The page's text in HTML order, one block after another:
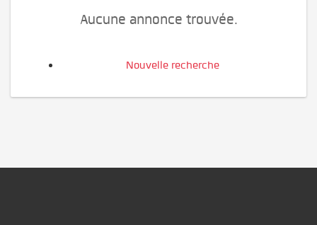
Aucune annonce trouvée.
Nouvelle recherche